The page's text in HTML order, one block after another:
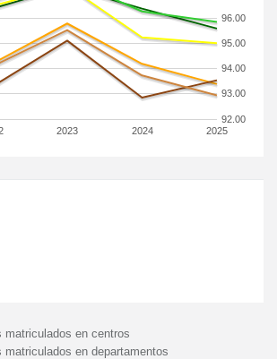
2023 2024 2025
92.00
93.00
94.00
95.00
96.00
matriculados en centros
matriculados en departamentos